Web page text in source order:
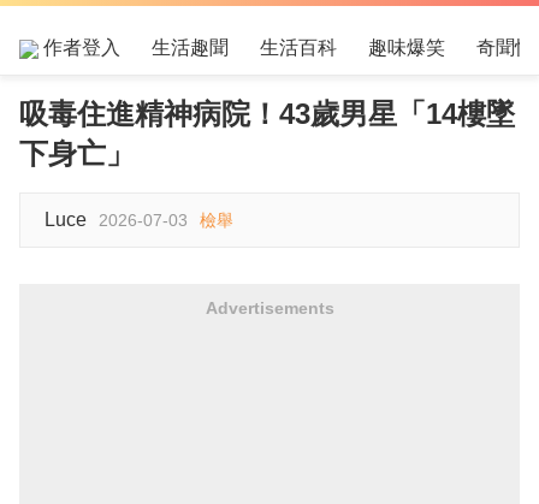
作者登入 生活趣聞 生活百科 趣味爆笑 奇聞怪
吸毒住進精神病院！43歲男星「14樓墜
下身亡」
Luce 2026-07-03 檢舉
Advertisements